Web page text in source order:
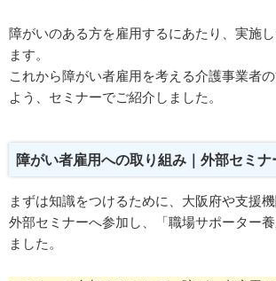
障がいのある方を雇用するにあたり、実施
ます。
これから障がい者雇用を考える介護事業者
よう、セミナーでご紹介しました。
障がい者雇用への取り組み｜外部セミナ
まずは知識をつけるために、大阪府や支援
外部セミナーへ参加し、「職場サポーター
ました。